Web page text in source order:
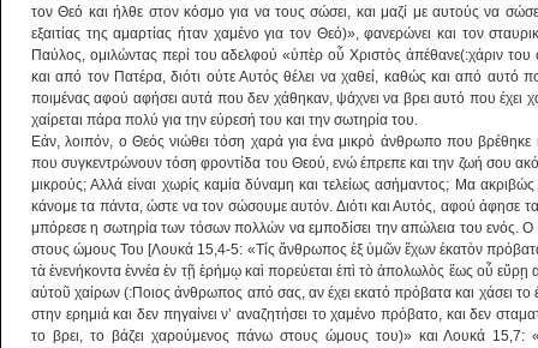
τον Θεό και ήλθε στον κόσμο για να τους σώσει, και μαζί με αυτούς να
εξαιτίας της αμαρτίας ήταν χαμένο για τον Θεό)», φανερώνει και τον
Παύλος, ομιλώντας περί του αδελφού «ὑπὲρ οὗ Χριστὸς ἀπέθανε(:χάριν
και από τον Πατέρα, διότι ούτε Αυτός θέλει να χαθεί, καθώς και από αυτό
ποιμένας αφού αφήσει αυτά που δεν χάθηκαν, ψάχνει να βρει αυτό που έχει
χαίρεται πάρα πολύ για την εύρεσή του και την σωτηρία του.
Εάν, λοιπόν, ο Θεός νιώθει τόση χαρά για ένα μικρό άνθρωπο που
που συγκεντρώνουν τόση φροντίδα του Θεού, ενώ έπρεπε και την ζωή σου
μικρούς; Αλλά είναι χωρίς καμία δύναμη και τελείως ασήμαντος; Μα
κάνομε τα πάντα, ώστε να τον σώσουμε αυτόν. Διότι και Αυτός, αφού άφησε τα
μπόρεσε η σωτηρία των τόσων πολλών να εμποδίσει την απώλεια του ενός. Ο
στους ώμους Του [Λουκά 15,4-5: «Τίς ἄνθρωπος ἐξ ὑμῶν ἔχων ἑκατὸν
τὰ ἐνενήκοντα ἐννέα ἐν τῇ ἐρήμῳ καὶ πορεύεται ἐπὶ τὸ ἀπολωλὸς ἕως οὗ εὕρῃ
αὐτοῦ χαίρων (:Ποιος άνθρωπος από σας, αν έχει εκατό πρόβατα και χάσει το
στην ερημιά και δεν πηγαίνει ν’ αναζητήσει το χαμένο πρόβατο, και δεν
το βρει, το βάζει χαρούμενος πάνω στους ώμους του)» και Λουκά 15,7: